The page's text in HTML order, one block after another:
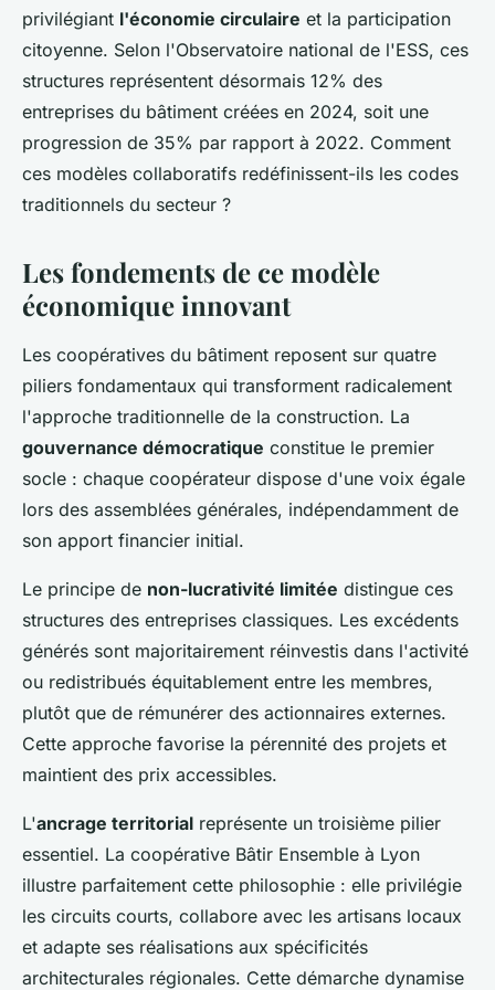
privilégiant l'économie circulaire et la participation
citoyenne. Selon l'Observatoire national de l'ESS, ces
structures représentent désormais 12% des
entreprises du bâtiment créées en 2024, soit une
progression de 35% par rapport à 2022. Comment
ces modèles collaboratifs redéfinissent-ils les codes
traditionnels du secteur ?
Les fondements de ce modèle
économique innovant
Les coopératives du bâtiment reposent sur quatre
piliers fondamentaux qui transforment radicalement
l'approche traditionnelle de la construction. La
gouvernance démocratique constitue le premier
socle : chaque coopérateur dispose d'une voix égale
lors des assemblées générales, indépendamment de
son apport financier initial.
Le principe de non-lucrativité limitée distingue ces
structures des entreprises classiques. Les excédents
générés sont majoritairement réinvestis dans l'activité
ou redistribués équitablement entre les membres,
plutôt que de rémunérer des actionnaires externes.
Cette approche favorise la pérennité des projets et
maintient des prix accessibles.
L'ancrage territorial représente un troisième pilier
essentiel. La coopérative Bâtir Ensemble à Lyon
illustre parfaitement cette philosophie : elle privilégie
les circuits courts, collabore avec les artisans locaux
et adapte ses réalisations aux spécificités
architecturales régionales. Cette démarche dynamise